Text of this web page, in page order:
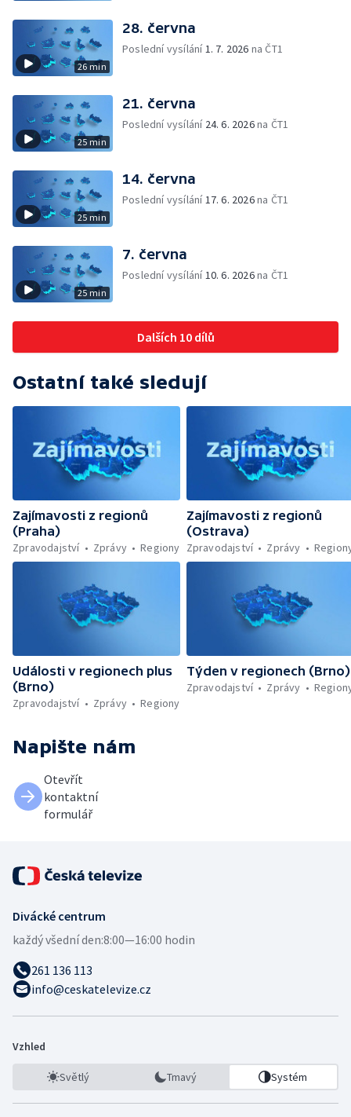
26 min
28. června
Poslední vysílání1. 7. 2026 na ČT1
25 min
21. června
Poslední vysílání 24. 6. 2026na ČT1
25 min
14. června
Poslední vysílání17. 6. 2026na ČT1
25 min
7. června
Poslední vysílání10. 6. 2026na ČT1
Dalších 10 dílů
Ostatní také sledují
Zajímavosti z regionů
(Praha)
Zpravodajství
Zprávy Regiony
Zajímavosti z regionů
(Ostrava)
Zpravodajství
Zprávy
Události v regionech plus
(Brno)
Zpravodajství
Zprávy Regiony
Týden v regionech (Brno)
Zpravodajství
Zprávy
Napište nám
Otevřít
kontaktní
formulář
Divácké centrum
každý všední den:8:00—16:00 hodin
261 136 113
info@ceskatelevize.cz
Vzhled
Světlý Tmavý Systém